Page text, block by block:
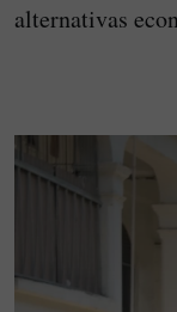
alternativas